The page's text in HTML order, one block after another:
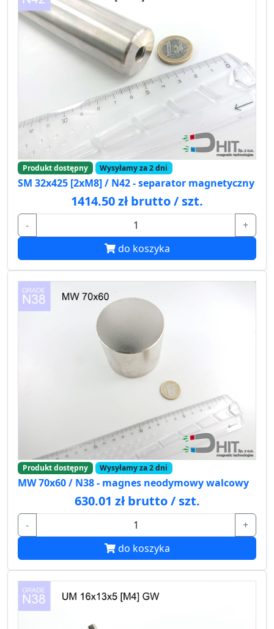
Produkt dostępny Wysyłamy za 2 dni
SM 32x425 [2xM8] / N42 - separator magnetyczny
1414.50 zł brutto / szt.
-
+
do koszyka
Produkt dostępny Wysyłamy za 2 dni
MW 70x60 / N38 - magnes neodymowy walcowy
630.01 zł brutto / szt.
-
+
do koszyka